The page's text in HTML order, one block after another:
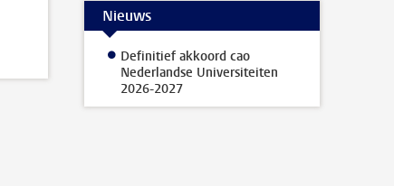
Nieuws
Definitief akkoord cao
Nederlandse Universiteiten
2026-2027